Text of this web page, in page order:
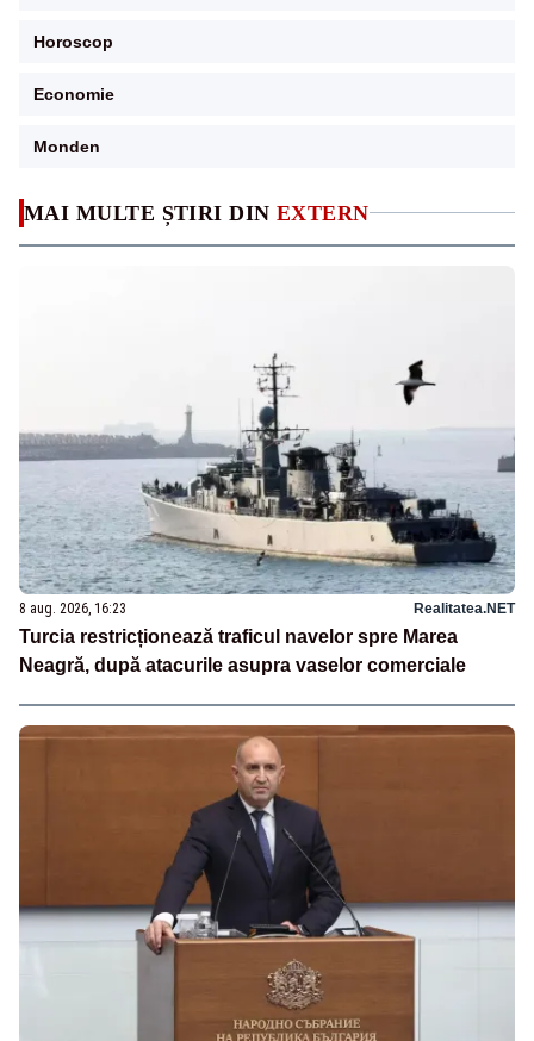
MAI MULTE ȘTIRI DIN EXTERN
8 aug. 2026, 16:23 Realitatea.NET
Turcia restricționează traficul navelor spre Marea
Neagră, după atacurile asupra vaselor comerciale
Horoscop
Economie
Monden